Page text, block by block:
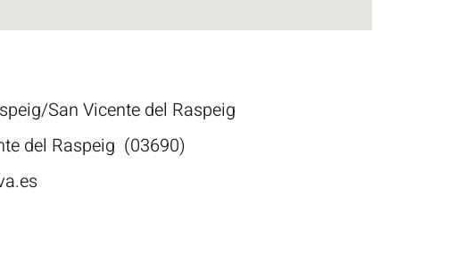
San Vicente del Raspeig
del Raspeig (03690)